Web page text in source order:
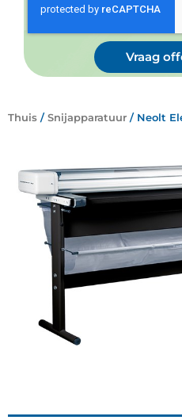
Thuis / Snijapparatuur / Neolt
Vraag